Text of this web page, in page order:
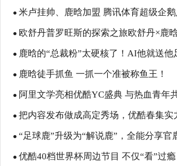
出了两款手游
● 米卢挂帅、鹿晗加盟 腾讯体育超级企鹅
人赛上演世界杯“揭幕战”
● 欧舒丹普罗旺斯的探索之旅欧舒丹×鹿
行 为爱“手”护
● 鹿晗的“总裁粉”太硬核了！AI他就送他
● 鹿晗徒手抓鱼 一抓一个准被称鱼王！
● 阿里文学亮相优酷YC盛典 与热血青年
狂欢夜
● 把内容发布做成高定秀场，优酷春集实
级感
● “足球鹿”升级为“解说鹿”，全能分享官
酷世界杯打call
● 优酷40档世界杯周边节目 不仅“看”过瘾